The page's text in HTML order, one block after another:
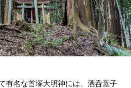
有名な首塚大明神には、酒呑童子